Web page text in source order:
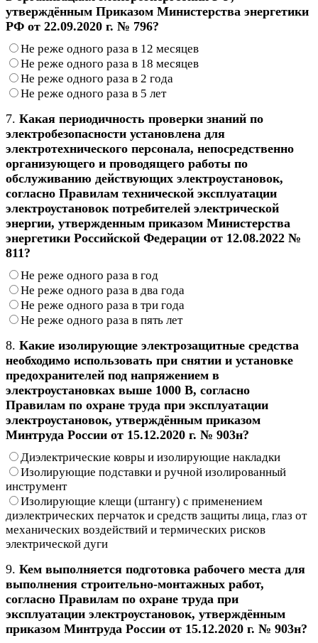
утверждённым Приказом Министерства энергетики
РФ от 22.09.2020 г. № 796?
Не реже одного раза в 12 месяцев
Не реже одного раза в 18 месяцев
Не реже одного раза в 2 года
Не реже одного раза в 5 лет
7. Какая периодичность проверки знаний по
электробезопасности установлена для
электротехнического персонала, непосредственно
организующего и проводящего работы по
обслуживанию действующих электроустановок,
согласно Правилам технической эксплуатации
электроустановок потребителей электрической
энергии, утвержденным приказом Министерства
энергетики Российской Федерации от 12.08.2022 №
811?
Не реже одного раза в год
Не реже одного раза в два года
Не реже одного раза в три года
Не реже одного раза в пять лет
8. Какие изолирующие электрозащитные средства
необходимо использовать при снятии и установке
предохранителей под напряжением в
электроустановках выше 1000 В, согласно
Правилам по охране труда при эксплуатации
электроустановок, утверждённым приказом
Минтруда России от 15.12.2020 г. № 903н?
Диэлектрические ковры и изолирующие накладки
Изолирующие подставки и ручной изолированный
инструмент
Изолирующие клещи (штангу) с применением
диэлектрических перчаток и средств защиты лица, глаз от
механических воздействий и термических рисков
электрической дуги
9. Кем выполняется подготовка рабочего места для
выполнения строительно-монтажных работ,
согласно Правилам по охране труда при
эксплуатации электроустановок, утверждённым
приказом Минтруда России от 15.12.2020 г. № 903н?